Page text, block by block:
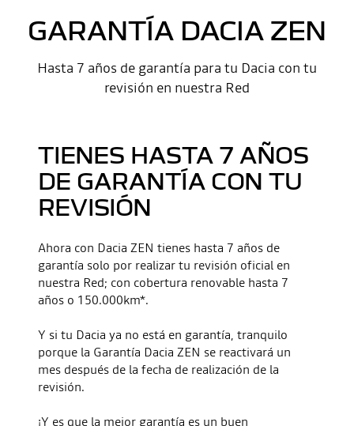
GARANTÍA DACIA ZEN
Hasta 7 años de garantía para tu Dacia con tu
revisión en nuestra Red
YouTube utiliza rastreadores al visualizar vídeos alojados en
YouTube, con el fin de personalizar los anuncios. Para poder
ver este vídeo, es necesario autorizar las cookies de redes
sociales en nuestro sitio web. Puedes cambiar tu elección en
cualquier momento. Más información sobre la política de
RECHAZAR
ACEPTAR
TIENES HASTA 7 AÑOS
DE GARANTÍA CON TU
REVISIÓN
Ahora con Dacia ZEN tienes hasta 7 años de
garantía solo por realizar tu revisión oficial en
nuestra Red; con cobertura renovable hasta 7
años o 150.000km*.
Y si tu Dacia ya no está en garantía, tranquilo
porque la Garantía Dacia ZEN se reactivará un
mes después de la fecha de realización de la
revisión.
¡Y es que la mejor garantía es un buen